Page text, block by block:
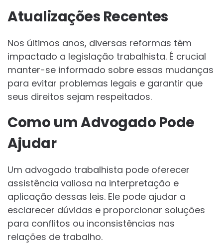
Atualizações Recentes
Nos últimos anos, diversas reformas têm
impactado a legislação trabalhista. É crucial
manter-se informado sobre essas mudanças
para evitar problemas legais e garantir que
seus direitos sejam respeitados.
Como um Advogado Pode
Ajudar
Um advogado trabalhista pode oferecer
assistência valiosa na interpretação e
aplicação dessas leis. Ele pode ajudar a
esclarecer dúvidas e proporcionar soluções
para conflitos ou inconsistências nas
relações de trabalho.